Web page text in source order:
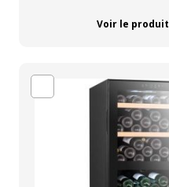
Voir le produit